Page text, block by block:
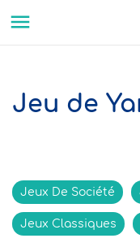

Jeu de
Jeux De Société
Jeux Classiques